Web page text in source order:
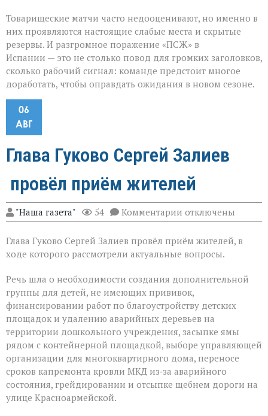
Товарищеские матчи часто недооценивают, но именно в
них проявляются настоящие слабые места и скрытые
резервы. И разгромное поражение «ПСЖ» в
Испании — это не столько повод для громких заголовков,
сколько рабочий сигнал: команде предстоит многое
доработать, чтобы оправдать ожидания в новом сезоне.
06
АВГ
Глава Гуково Сергей Залиев
провёл приём жителей
"Наша газета" 54 Комментарии к
записи
Гуково
Сергей
Залиев
приём
жителей
отключены
Глава Гуково Сергей Залиев провёл приём жителей, в
ходе которого рассмотрели актуальные вопросы.
Речь шла о необходимости создания дополнительной
группы для детей, не имеющих прививок,
финансировании работ по благоустройству детских
площадок и удалению аварийных деревьев на
территории дошкольного учреждения, засыпке ямы
рядом с контейнерной площадкой, выборе управляющей
организации для многоквартирного дома, переносе
сроков капремонта кровли МКД из‑за аварийного
состояния, грейдировании и отсыпке щебнем дороги на
улице Красноармейской.